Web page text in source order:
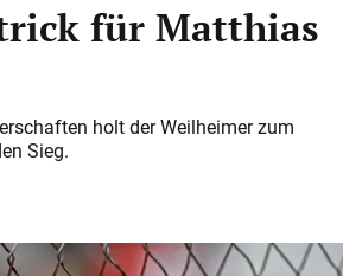
für Matthias
holt der Weilheimer zum
Sieg.